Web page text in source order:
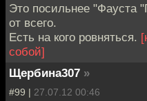
Это посильнее "Фауста
от всего.
Есть на кого ровняться.
собой]
Щербина307 »
#99 | 27.07.12 00:46